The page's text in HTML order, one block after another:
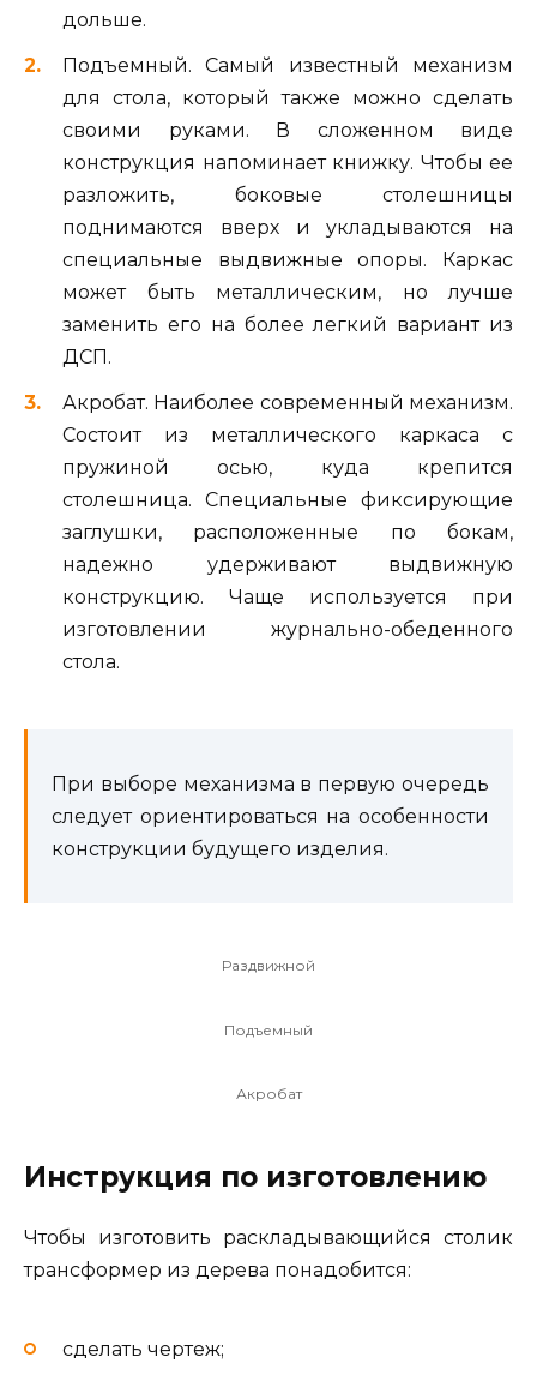
дольше.
Подъемный. Самый известный механизм
для стола, который также можно сделать
своими руками. В сложенном виде
конструкция напоминает книжку. Чтобы ее
разложить, боковые столешницы
поднимаются вверх и укладываются на
специальные выдвижные опоры. Каркас
может быть металлическим, но лучше
заменить его на более легкий вариант из
ДСП.
Акробат. Наиболее современный механизм.
Состоит из металлического каркаса с
пружиной осью, куда крепится
столешница. Специальные фиксирующие
заглушки, расположенные по бокам,
надежно удерживают выдвижную
конструкцию. Чаще используется при
изготовлении журнально-обеденного
стола.
При выборе механизма в первую очередь
следует ориентироваться на особенности
конструкции будущего изделия.
Раздвижной
Подъемный
Акробат
Инструкция по изготовлению
Чтобы изготовить раскладывающийся столик
трансформер из дерева понадобится:
сделать чертеж;